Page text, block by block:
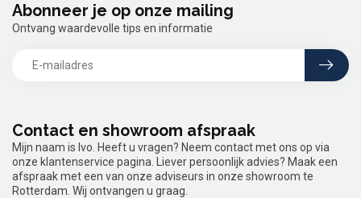
Contact en showroom afspraak
Mijn naam is Ivo. Heeft u vragen? Neem contact met ons op via
onze klantenservice pagina. Liever persoonlijk advies? Maak een
afspraak met een van onze adviseurs in onze showroom te
Rotterdam. Wij ontvangen u graag.
Abonneer je op onze mailing
Ontvang waardevolle tips en informatie